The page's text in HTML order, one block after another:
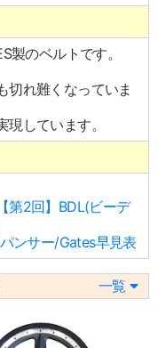
製のベルトです。
切れ難くなっていま
しています。
第2回】BDL(ビーデ
ンサー/Gates早見表
一覧